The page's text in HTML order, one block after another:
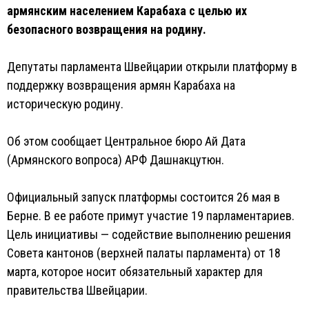
армянским населением Карабаха с целью их
безопасного возвращения на родину.
Депутаты парламента Швейцарии открыли платформу в
поддержку возвращения армян Карабаха на
историческую родину.
Об этом сообщает Центральное бюро Ай Дата
(Армянского вопроса) АРФ Дашнакцутюн.
Официальный запуск платформы состоится 26 мая в
Берне. В ее работе примут участие 19 парламентариев.
Цель инициативы — содействие выполнению решения
Совета кантонов (верхней палаты парламента) от 18
марта, которое носит обязательный характер для
правительства Швейцарии.